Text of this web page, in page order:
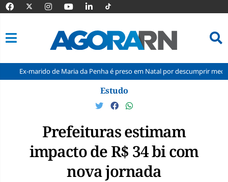
de Maria da Penha é preso em Natal por descumprir medida protetiva
Estudo
Prefeituras estimam
impacto de R$ 34 bi com
nova jornada